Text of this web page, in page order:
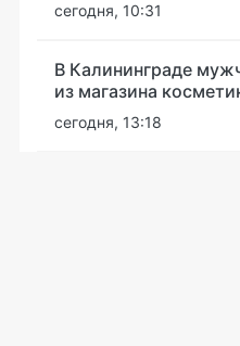
сегодня, 10:31
В Калининграде
из магазина
сегодня, 13:18